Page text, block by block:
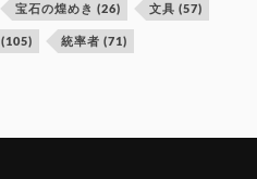
宝石の煌めき (26) 文具 (57)
(105) 統率者 (71)